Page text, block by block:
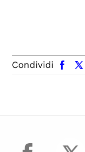
Condividi
facebook x.com
facebook